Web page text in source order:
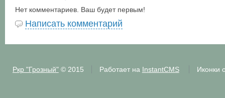
Нет комментариев. Ваш будет первым!
Написать комментарий
Ркр "Грозный"© 2015 Работает на InstantCMS Иконки